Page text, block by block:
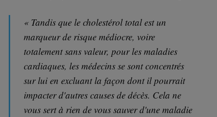
« Tandis que le cholestérol total est un
marqueur de risque médiocre, voire
totalement sans valeur, pour les maladies
cardiaques, les médecins se sont concentrés
sur lui en excluant la façon dont il pourrait
impacter d'autres causes de décès. Cela ne
vous sert à rien de vous sauver d'une maladie